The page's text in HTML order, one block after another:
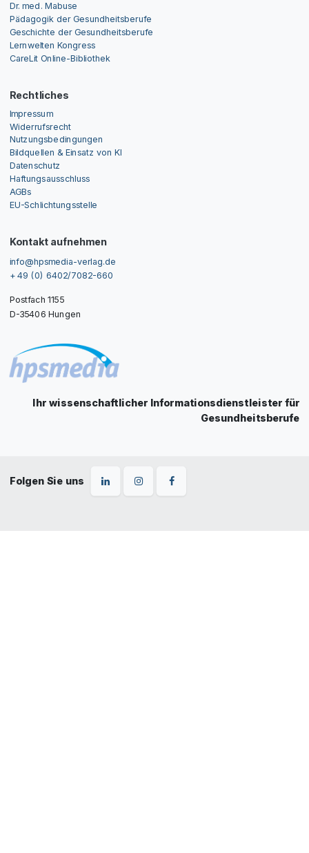
Dr. med. Mabuse
Pädagogik der Gesundheitsberufe
Geschichte der Gesundheitsberufe
Lernwelten Kongress
CareLit Online-Bibliothek
Rechtliches
Impressum
Widerrufsrecht
Nutzungsbedingungen
Bildquellen & Einsatz von KI
Datenschutz
Haftungsausschluss
AGBs
EU-Schlichtungsstelle
Kontakt aufnehmen
info@hpsmedia-verlag.de
+ 49 (0) 6402/7082-660
Postfach 1155
D-35406 Hungen
Ihr wissenschaftlicher Informationsdienstleister für
Gesundheitsberufe
Folgen Sie uns